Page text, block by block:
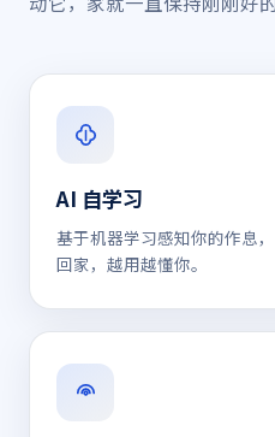
AI 自学习
基于机器学习感知你的作息
回家，越用越懂你。